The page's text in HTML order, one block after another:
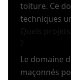
toiture. Ce
techniques
Le domaine
maçonnés